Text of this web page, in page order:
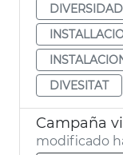
DIVERSIDAD
DIVESITAT
modificado